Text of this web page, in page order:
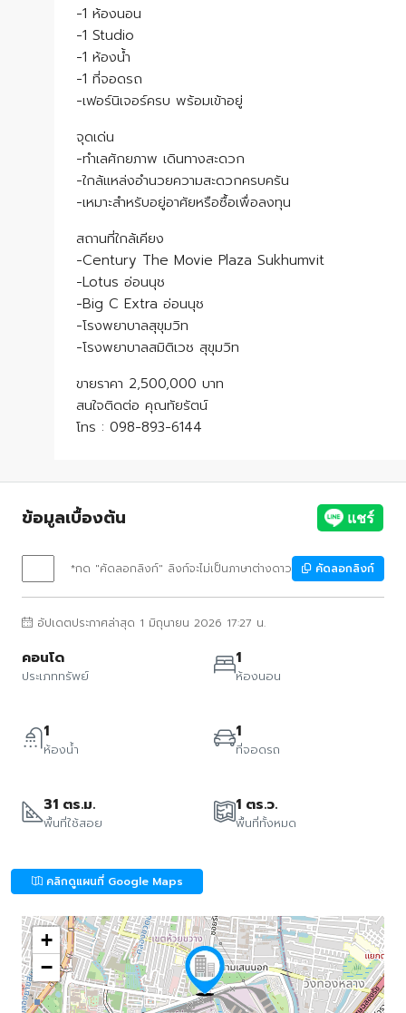
-1 ห้องนอน
-1 Studio
-1 ห้องน้ำ
-1 ที่จอดรถ
-เฟอร์นิเจอร์ครบ พร้อมเข้าอยู่
จุดเด่น
-ทำเลศักยภาพ เดินทางสะดวก
-ใกล้แหล่งอำนวยความสะดวกครบครัน
-เหมาะสำหรับอยู่อาศัยหรือซื้อเพื่อลงทุน
สถานที่ใกล้เคียง
-Century The Movie Plaza Sukhumvit
-Lotus อ่อนนุช
-Big C Extra อ่อนนุช
-โรงพยาบาลสุขุมวิท
-โรงพยาบาลสมิติเวช สุขุมวิท
ขายราคา 2,500,000 บาท
สนใจติดต่อ คุณทัยรัตน์
โทร : 098-893-6144
ข้อมูลเบื้องต้น
*กด "คัดลอกลิงก์" ลิงก์จะไม่เป็นภาษาต่างดาว คัดลอกลิงก์
อัปเดตประกาศล่าสุด 1 มิถุนายน 2026 17:27 น.
คอนโด
ประเภททรัพย์
1
ห้องนอน
1
ห้องน้ำ
1
ที่จอดรถ
31 ตร.ม.
พื้นที่ใช้สอย
1 ตร.ว.
พื้นที่ทั้งหมด
คลิกดูแผนที่ Google Maps
+
−